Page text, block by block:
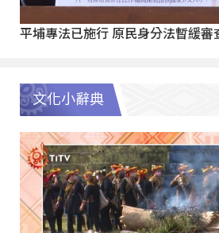
平埔專法已施行 原民身分法暫緩審
文化小辭典